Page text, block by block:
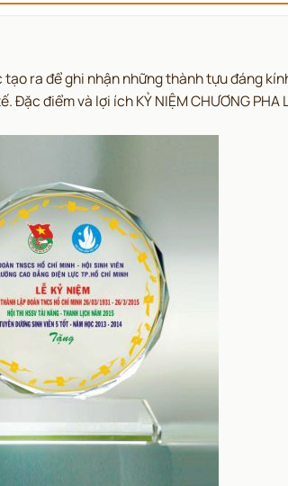
tạo ra để ghi nhận những thành tựu đáng
Đặc điểm và lợi ích KỶ NIỆM CHƯƠNG